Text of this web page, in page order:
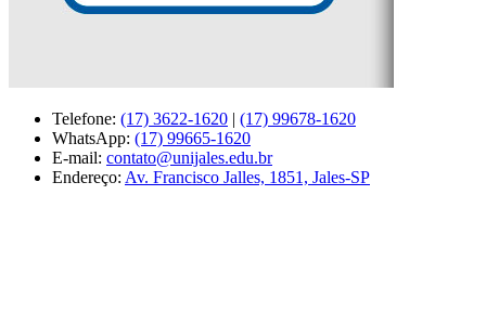
Telefone: (17) 3622-1620 | (17) 99678-1620
WhatsApp: (17) 99665-1620
E-mail: contato@unijales.edu.br
Endereço: Av. Francisco Jalles, 1851, Jales-SP